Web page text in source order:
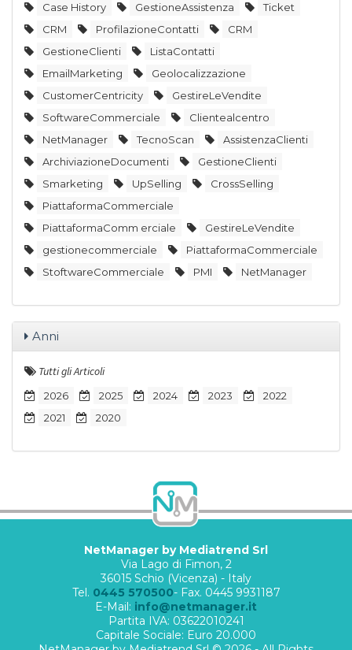
Case History
GestioneAssistenza
Ticket
CRM
ProfilazioneContatti
CRM
GestioneClienti
ListaContatti
EmailMarketing
Geolocalizzazione
CustomerCentricity
GestireLeVendite
SoftwareCommerciale
Clientealcentro
NetManager
TecnoScan
AssistenzaClienti
ArchiviazioneDocumenti
GestioneClienti
Smarketing
UpSelling
CrossSelling
PiattaformaCommerciale
PiattaformaComm erciale
GestireLeVendite
gestionecommerciale
PiattaformaCommerciale
StoftwareCommerciale
PMI NetManager
Anni
Tutti gli Articoli
2026 2025 2024 2023
2022
2021
2020
NetManager by Mediatrend Srl
Via Lago di Fimon, 2
36015 Schio (Vicenza) - Italy
Tel. 0445 570500- Fax. 0445 9931187
E-Mail: info@netmanager.it
Partita IVA: 03622010241
Capitale Sociale: Euro 20.000